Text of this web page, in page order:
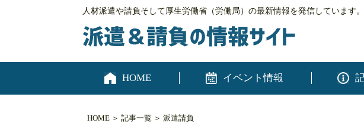
人材派遣や請負そして厚生労働省（労働局）の最新情報を発信しています。
HOME イベント情報
HOME ＞ 記事一覧 ＞ 派遣請負